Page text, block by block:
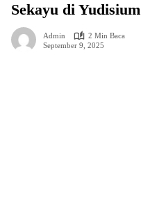
Sekayu di Yudisium
Admin
2 Min Baca
September 9, 2025